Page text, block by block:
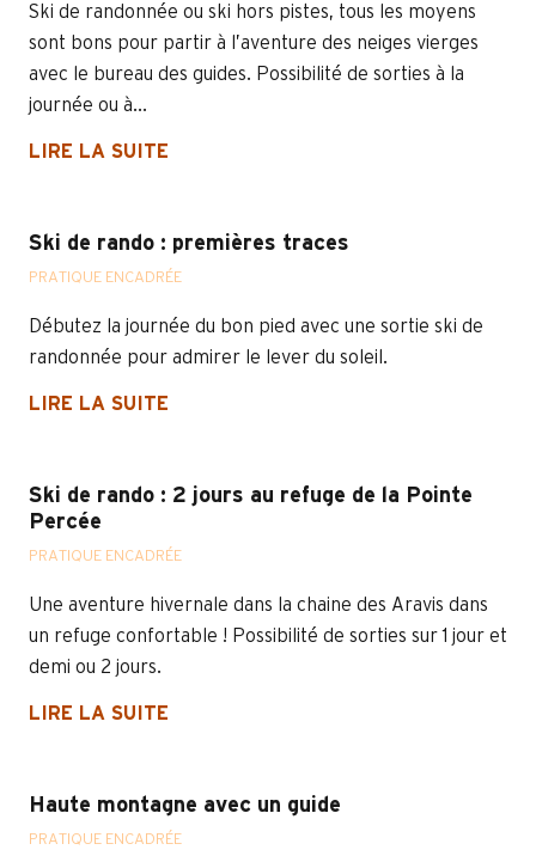
Ski de randonnée ou ski hors pistes, tous les moyens
sont bons pour partir à l’aventure des neiges vierges
avec le bureau des guides. Possibilité de sorties à la
journée ou à...
LIRE LA SUITE
Ski de rando : premières traces
PRATIQUE ENCADRÉE
Débutez la journée du bon pied avec une sortie ski de
randonnée pour admirer le lever du soleil.
LIRE LA SUITE
Ski de rando : 2 jours au refuge de la Pointe
Percée
PRATIQUE ENCADRÉE
Une aventure hivernale dans la chaine des Aravis dans
un refuge confortable ! Possibilité de sorties sur 1 jour et
demi ou 2 jours.
LIRE LA SUITE
Haute montagne avec un guide
PRATIQUE ENCADRÉE